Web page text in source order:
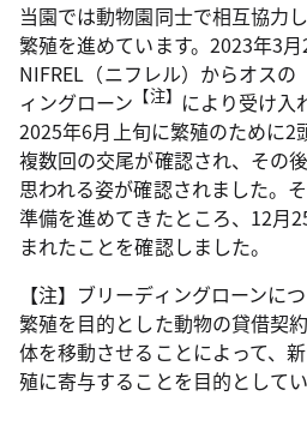
当園では動物園同士で相互協力
繁殖を進めています。2023年3
NIFREL（ニフレル）からオス
ィングローン 【注】 により受け入
2025年6月上旬に繁殖のために2
複数回の交尾が確認され、その
思われる姿が確認されました。
準備を進めてきたところ、12月
まれたことを確認しました。
【注】ブリーディングローンに
繁殖を目的とした動物の貸借契
体を移動させることによって、
殖に寄与することを目的としてい